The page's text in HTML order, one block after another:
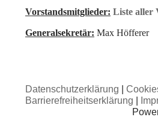
Vorstandsmitglieder: Liste aller
Generalsekretär: Max Höfferer
Datenschutzerklärung
Barrierefreiheitserklärung